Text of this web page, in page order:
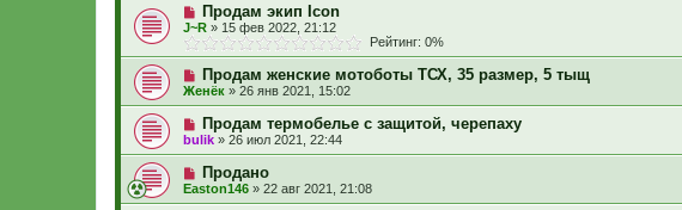
Продам экип Icon
J~R » 15 фев 2022, 21:12
Рейтинг: 0%
Продам женские мотоботы ТСХ, 35 размер, 5 тыщ
Женёк » 26 янв 2021, 15:02
Продам термобелье с защитой, черепаху
bulik » 26 июл 2021, 22:44
Продано
Easton146 » 22 авг 2021, 21:08